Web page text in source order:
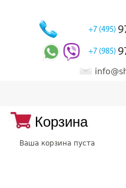
+7 (495)
+7 (985)
Корзина
Ваша корзина пуста